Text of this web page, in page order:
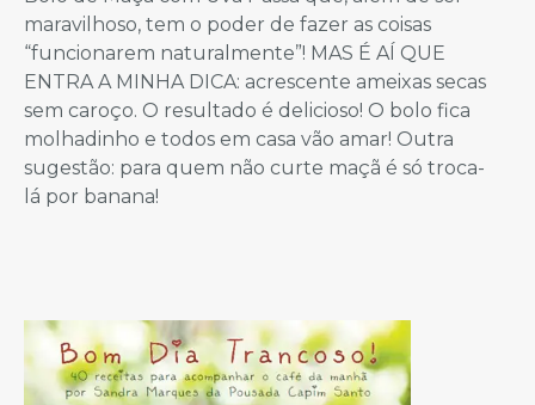
maravilhoso, tem o poder de fazer as coisas
“funcionarem naturalmente”! MAS É AÍ QUE
ENTRA A MINHA DICA: acrescente ameixas secas
sem caroço. O resultado é delicioso! O bolo fica
molhadinho e todos em casa vão amar! Outra
sugestão: para quem não curte maçã é só troca-
lá por banana!